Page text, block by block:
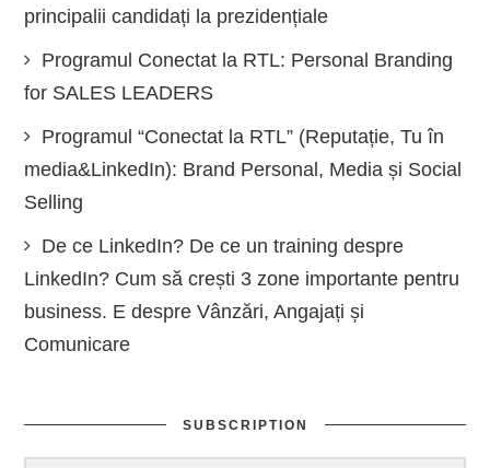
principalii candidați la prezidențiale
Programul Conectat la RTL: Personal Branding
for SALES LEADERS
Programul “Conectat la RTL” (Reputație, Tu în
media&LinkedIn): Brand Personal, Media și Social
Selling
De ce LinkedIn? De ce un training despre
LinkedIn? Cum să crești 3 zone importante pentru
business. E despre Vânzări, Angajați și
Comunicare
SUBSCRIPTION